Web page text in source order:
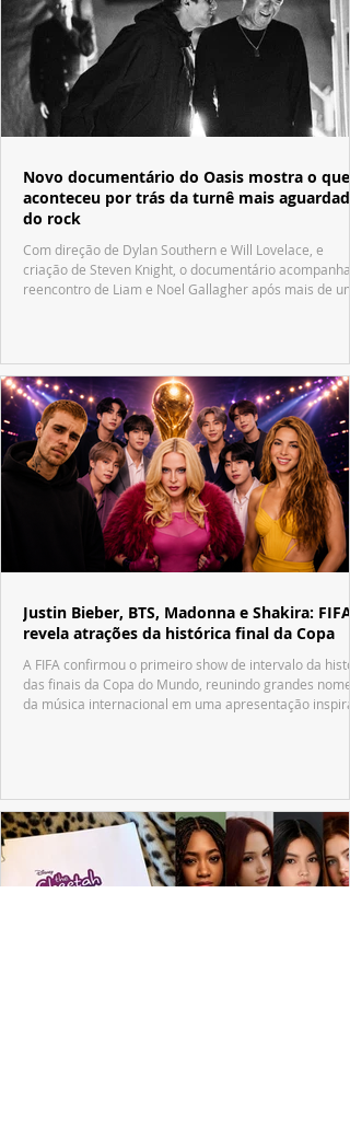
Novo documentário do Oasis mostra o que
aconteceu por trás da turnê mais aguardada
do rock
Com direção de Dylan Southern e Will Lovelace, e
criação de Steven Knight, o documentário acompanha
reencontro de Liam e Noel Gallagher após mais de
Justin Bieber, BTS, Madonna e Shakira: FIFA
revela atrações da histórica final da Copa
A FIFA confirmou o primeiro show de intervalo da
das finais da Copa do Mundo, reunindo grandes nomes
da música internacional em uma apresentação